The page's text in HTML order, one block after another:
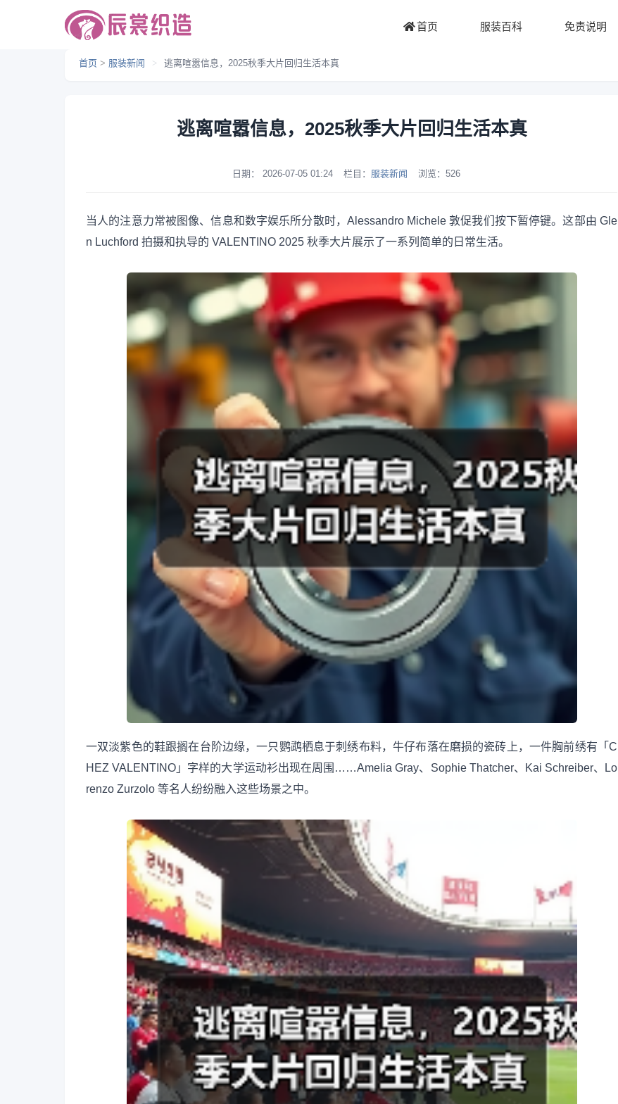
首页 服装百科 免责说明
首页 > 服装新闻 > 逃离喧嚣信息，2025秋季大片回归生活本真
逃离喧嚣信息，2025秋季大片回归生活本真
日期： 2026-07-05 01:24 栏目： 服装新闻 浏览： 526
当人的注意力常被图像、信息和数字娱乐所分散时，Alessandro Michele 敦促我们按下暂停键。这部由 Gle
n Luchford 拍摄和执导的 VALENTINO 2025 秋季大片展示了一系列简单的日常生活。
一双淡紫色的鞋跟搁在台阶边缘，一只鹦鹉栖息于刺绣布料，牛仔布落在磨损的瓷砖上，一件胸前绣有「C
HEZ VALENTINO」字样的大学运动衫出现在周围……Amelia Gray、Sophie Thatcher、Kai Schreiber、Lo
renzo Zurzolo 等名人纷纷融入这些场景之中。